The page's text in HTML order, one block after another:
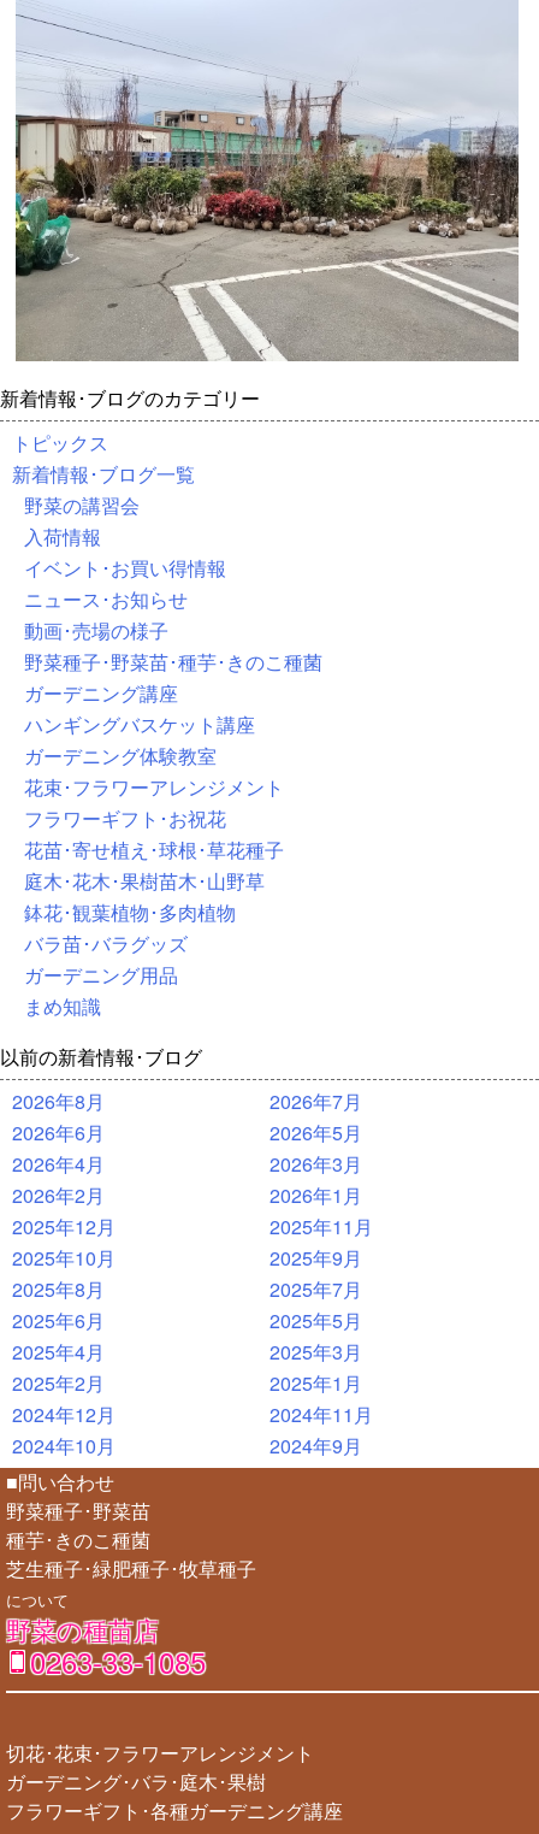
新着情報･ブログのカテゴリー
トピックス
新着情報･ブログ一覧
野菜の講習会
入荷情報
イベント･お買い得情報
ニュース･お知らせ
動画･売場の様子
野菜種子･野菜苗･種芋･きのこ種菌
ガーデニング講座
ハンギングバスケット講座
ガーデニング体験教室
花束･フラワーアレンジメント
フラワーギフト･お祝花
花苗･寄せ植え･球根･草花種子
庭木･花木･果樹苗木･山野草
鉢花･観葉植物･多肉植物
バラ苗･バラグッズ
ガーデニング用品
まめ知識
以前の新着情報･ブログ
2026年8月
2026年7月
2026年6月
2026年5月
2026年4月
2026年3月
2026年2月
2026年1月
2025年12月
2025年11月
2025年10月
2025年9月
2025年8月
2025年7月
2025年6月
2025年5月
2025年4月
2025年3月
2025年2月
2025年1月
2024年12月
2024年11月
2024年10月
2024年9月
■問い合わせ
野菜種子･野菜苗
種芋･きのこ種菌
芝生種子･緑肥種子･牧草種子
について
野菜の種苗店
0263-33-1085
切花･花束･フラワーアレンジメント
ガーデニング･バラ･庭木･果樹
フラワーギフト･各種ガーデニング講座